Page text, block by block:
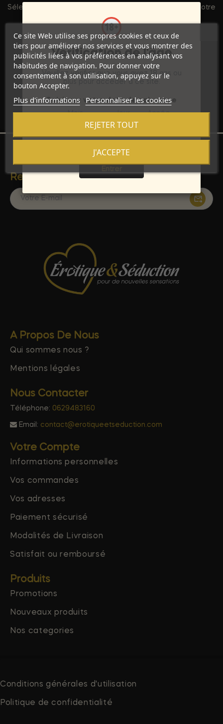
Sélection rigoureuse de produits haut de gamme pour votre
entière satisfaction.
Achats Sécurisés
Transactions protégées et données personnelles
préservées pour une tranquillité d'esprit totale.
Restez Informé Avec Notre Newsletter
A Propos De Nous
Qui sommes nous ?
Mentions légales
Nous Contacter
Téléphone: 0629483160
Email: contact@erotiqueetseduction.com
Votre Compte
Informations personnelles
Vos commandes
Vos adresses
Paiement sécurisé
Modalités de Livraison
Satisfait ou remboursé
Produits
Promotions
Nouveaux produits
Nos categories
Ce site Web utilise ses propres cookies et ceux de
tiers pour améliorer nos services et vous montrer des
publicités liées à vos préférences en analysant vos
habitudes de navigation. Pour donner votre
consentement à son utilisation, appuyez sur le
bouton Accepter.
Plus d'informations Personnaliser les cookies
REJETER TOUT
J'ACCEPTE
Vérification de l'âge
Veuillez vérifier que vous avez 18 ans ou
plus pour accéder à ce site.
Saisissez votre date de naissance
Mois
Jour Année
Sortie
Conditions générales d'utilisation
Politique de confidentialité